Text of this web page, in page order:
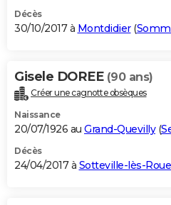
Décès
30/10/2017 à Montdidier(
Gisele DOREE (90 ans)
Créer une cagnotte obsèques
Naissance
20/07/1926 au Grand-Quevilly(
Décès
24/04/2017 à Sotteville-lès-